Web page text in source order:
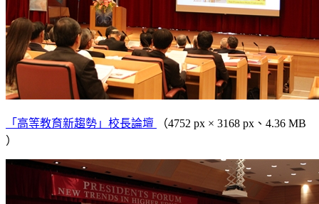
「高等教育新趨勢」校長論壇
（4752 px × 3168 px、4.36 MB
）